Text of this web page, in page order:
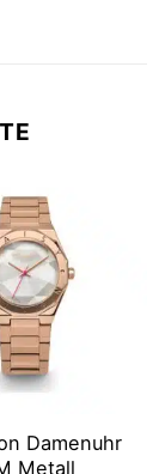
Damenuhr
Metall